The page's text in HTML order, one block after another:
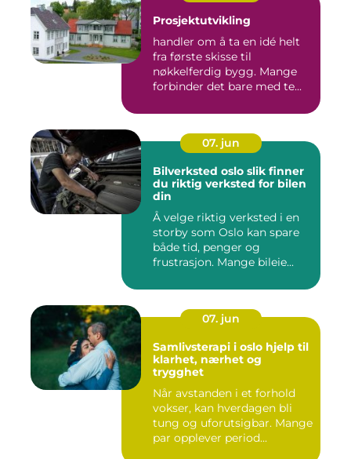
Prosjektutvikling
handler om å ta en idé helt
fra første skisse til
nøkkelferdig bygg. Mange
forbinder det bare med te...
07. jun
Bilverksted oslo slik finner
du riktig verksted for bilen
din
Å velge riktig verksted i en
storby som Oslo kan spare
både tid, penger og
frustrasjon. Mange bileie...
07. jun
Samlivsterapi i oslo hjelp til
klarhet, nærhet og
trygghet
Når avstanden i et forhold
vokser, kan hverdagen bli
tung og uforutsigbar. Mange
par opplever period...